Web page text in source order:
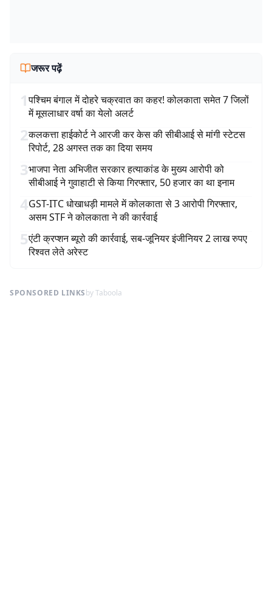
जरूर पढ़ें
1पश्चिम बंगाल में दोहरे चक्रवात का कहर! कोलकाता समेत 7 जिलों
में मूसलाधार वर्षा का येलो अलर्ट
2कलकत्ता हाईकोर्ट ने आरजी कर केस की सीबीआई से मांगी स्टेटस
रिपोर्ट, 28 अगस्त तक का दिया समय
3भाजपा नेता अभिजीत सरकार हत्याकांड के मुख्य आरोपी को
सीबीआई ने गुवाहाटी से किया गिरफ्तार, 50 हजार का था इनाम
4GST-ITC धोखाधड़ी मामले में कोलकाता से 3 आरोपी गिरफ्तार,
असम STF ने कोलकाता ने की कार्रवाई
5एंटी क्रप्शन ब्यूरो की कार्रवाई, सब-जूनियर इंजीनियर 2 लाख रुपए
रिश्वत लेते अरेस्ट
SPONSORED LINKSby Taboola